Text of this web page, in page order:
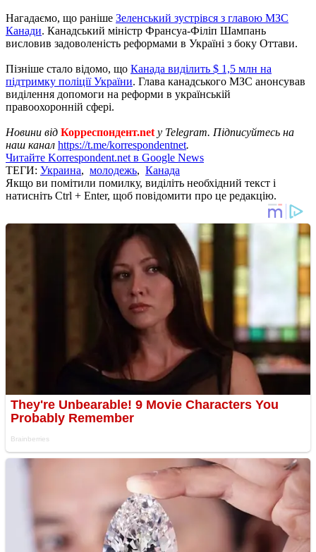
Нагадаємо, що раніше Зеленський зустрівся з главою МЗС
Канади. Канадський міністр Франсуа-Філіп Шампань
висловив задоволеність реформами в Україні з боку Оттави.
Пізніше стало відомо, що Канада виділить $ 1,5 млн на
підтримку поліції України. Глава канадського МЗС анонсував
виділення допомоги на реформи в українській
правоохоронній сфері.
Новини від Корреспондент.net у Telegram. Підписуйтесь на
наш канал https://t.me/korrespondentnet.
Читайте Korrespondent.net в Google News
ТЕГИ: Украина, молодежь, Канада
Якщо ви помітили помилку, виділіть необхідний текст і
натисніть Ctrl + Enter, щоб повідомити про це редакцію.